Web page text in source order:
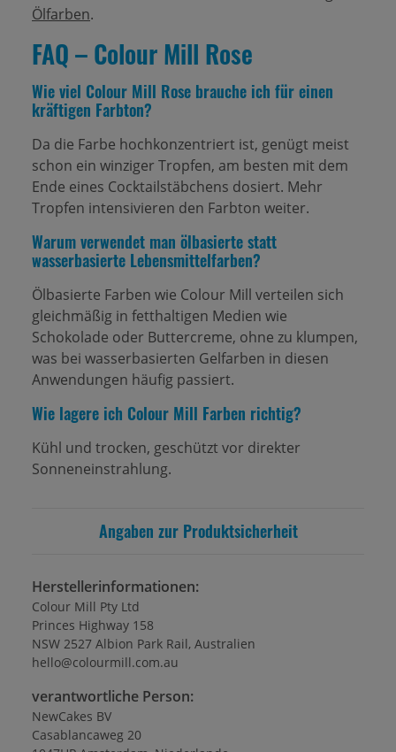
Ölfarben.
FAQ – Colour Mill Rose
Wie viel Colour Mill Rose brauche ich für einen
kräftigen Farbton?
Da die Farbe hochkonzentriert ist, genügt meist
schon ein winziger Tropfen, am besten mit dem
Ende eines Cocktailstäbchens dosiert. Mehr
Tropfen intensivieren den Farbton weiter.
Warum verwendet man ölbasierte statt
wasserbasierte Lebensmittelfarben?
Ölbasierte Farben wie Colour Mill verteilen sich
gleichmäßig in fetthaltigen Medien wie
Schokolade oder Buttercreme, ohne zu klumpen,
was bei wasserbasierten Gelfarben in diesen
Anwendungen häufig passiert.
Wie lagere ich Colour Mill Farben richtig?
Kühl und trocken, geschützt vor direkter
Sonneneinstrahlung.
Angaben zur Produktsicherheit
Herstellerinformationen:
Colour Mill Pty Ltd
Princes Highway 158
NSW 2527 Albion Park Rail, Australien
hello@colourmill.com.au
verantwortliche Person:
NewCakes BV
Casablancaweg 20